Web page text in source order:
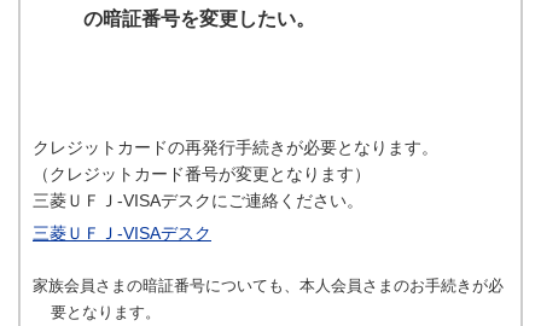
の暗証番号を変更したい。
クレジットカードの再発行手続きが必要となります。
（クレジットカード番号が変更となります）
三菱ＵＦＪ-VISAデスクにご連絡ください。
三菱ＵＦＪ-VISAデスク
家族会員さまの暗証番号についても、本人会員さまのお手続きが必
要となります。